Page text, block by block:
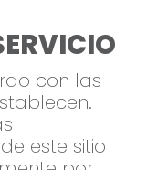
con las
este sitio